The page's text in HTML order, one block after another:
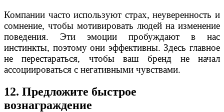
Компании часто используют страх, неуверенность и
сомнение, чтобы мотивировать людей на изменение
поведения. Эти эмоции пробуждают в нас
инстинкты, поэтому они эффективны. Здесь главное
не перестараться, чтобы ваш бренд не начал
ассоциироваться с негативными чувствами.
12. Предложите быстрое
вознаграждение